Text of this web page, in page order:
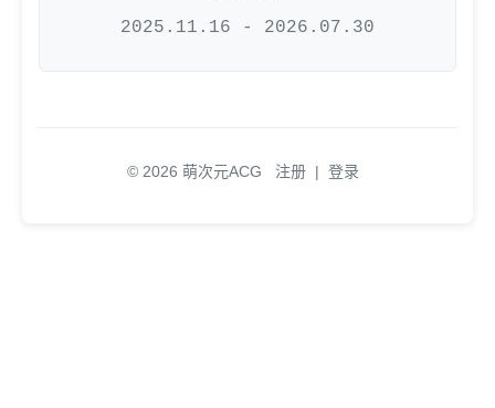
2025.11.16 - 2026.07.30
© 2026 萌次元ACG 注册 | 登录